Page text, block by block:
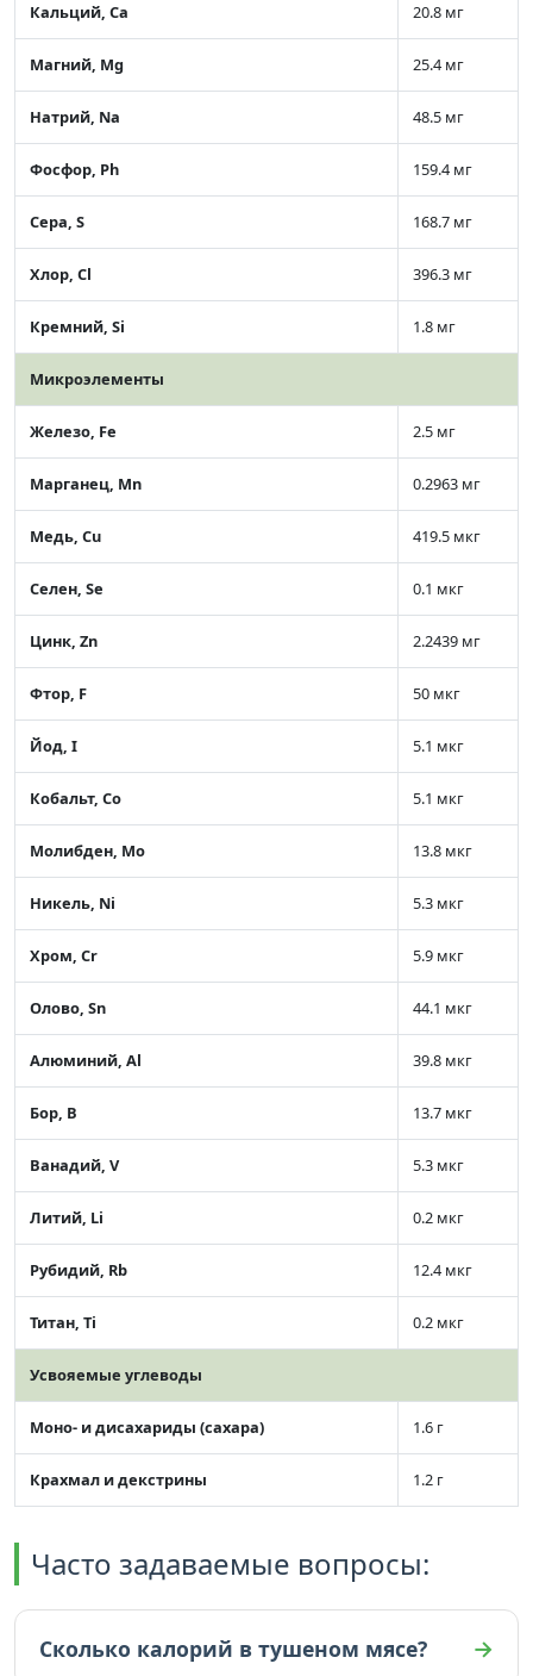
Кальций, Ca 20.8 мг
Магний, Mg 25.4 мг
Натрий, Na 48.5 мг
Фосфор, Ph 159.4 мг
Сера, S 168.7 мг
Хлор, Cl 396.3 мг
Кремний, Si 1.8 мг
Микроэлементы
Железо, Fe 2.5 мг
Марганец, Mn 0.2963 мг
Медь, Cu 419.5 мкг
Селен, Se 0.1 мкг
Цинк, Zn 2.2439 мг
Фтор, F 50 мкг
Йод, I 5.1 мкг
Кобальт, Co 5.1 мкг
Молибден, Mo 13.8 мкг
Никель, Ni 5.3 мкг
Хром, Cr 5.9 мкг
Олово, Sn 44.1 мкг
Алюминий, Al 39.8 мкг
Бор, B 13.7 мкг
Ванадий, V 5.3 мкг
Литий, Li 0.2 мкг
Рубидий, Rb 12.4 мкг
Титан, Ti 0.2 мкг
Усвояемые углеводы
Моно- и дисахариды (сахара) 1.6 г
Крахмал и декстрины 1.2 г
Часто задаваемые вопросы:
Сколько калорий в тушеном мясе?